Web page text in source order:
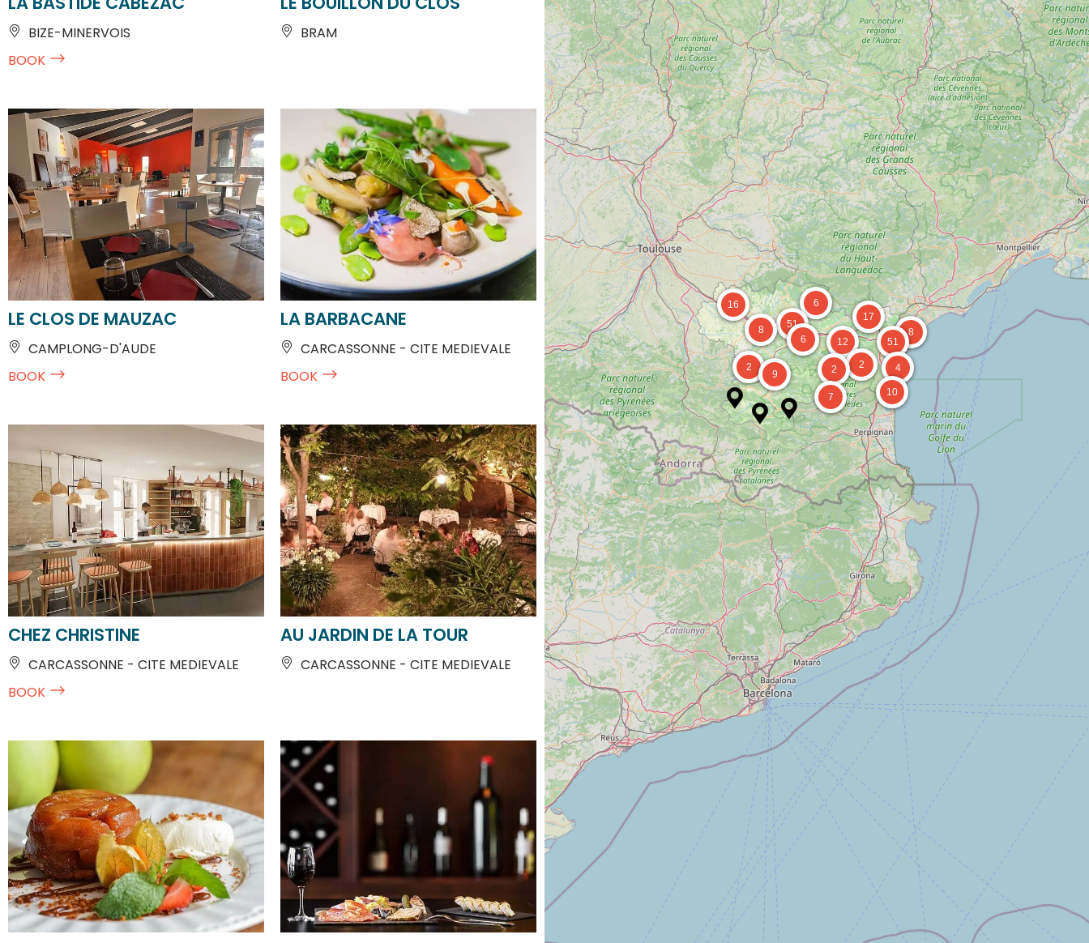
BIZE-MINERVOIS
BOOK
BRAM
LE CLOS DE MAUZAC
CAMPLONG-D'AUDE
BOOK
LA BARBACANE
CARCASSONNE - CITE MEDIEVALE
BOOK
CHEZ CHRISTINE
CARCASSONNE - CITE MEDIEVALE
BOOK
AU JARDIN DE LA TOUR
CARCASSONNE - CITE MEDIEVALE
CHEZ FRED BY PIERRE ET SIHAM
RESTAURANT IBIS
2 4
7
9
8
8
10
51
16
12
2
6
51
6
2
17